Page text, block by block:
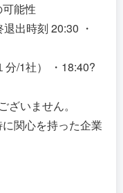
能性
時刻 20:30 ・
/1社） ・18:40?
いません。
関心を持った企業